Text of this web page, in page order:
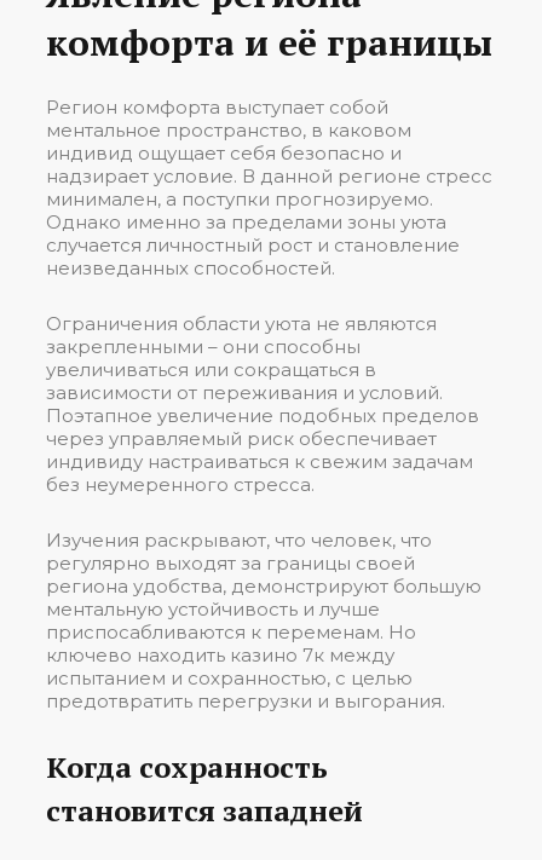
комфорта и её границы
Регион комфорта выступает собой
ментальное пространство, в каковом
индивид ощущает себя безопасно и
надзирает условие. В данной регионе стресс
минимален, а поступки прогнозируемо.
Однако именно за пределами зоны уюта
случается личностный рост и становление
неизведанных способностей.
Ограничения области уюта не являются
закрепленными – они способны
увеличиваться или сокращаться в
зависимости от переживания и условий.
Поэтапное увеличение подобных пределов
через управляемый риск обеспечивает
индивиду настраиваться к свежим задачам
без неумеренного стресса.
Изучения раскрывают, что человек, что
регулярно выходят за границы своей
региона удобства, демонстрируют большую
ментальную устойчивость и лучше
приспосабливаются к переменам. Но
ключево находить казино 7к между
испытанием и сохранностью, с целью
предотвратить перегрузки и выгорания.
Когда сохранность
становится западней